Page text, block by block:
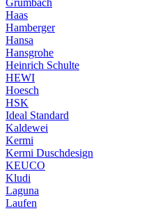
Grumbach
Haas
Hamberger
Hansa
Hansgrohe
Heinrich Schulte
HEWI
Hoesch
HSK
Ideal Standard
Kaldewei
Kermi
Kermi Duschdesign
KEUCO
Kludi
Laguna
Laufen